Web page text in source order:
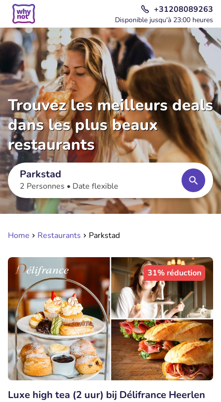
+31208089263
Disponible jusqu'à 23:00 heures
Trouvez les meilleurs deals
dans les plus beaux
restaurants
Parkstad
2 Personnes • Date flexible
Home Restaurants Parkstad
31% réduction
Luxe high tea (2 uur) bij Délifrance Heerlen